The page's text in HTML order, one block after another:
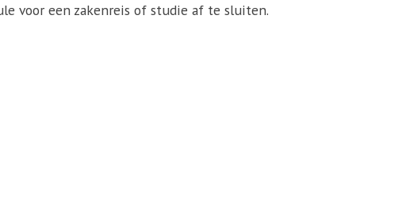
voor een zakenreis of studie af te sluiten.